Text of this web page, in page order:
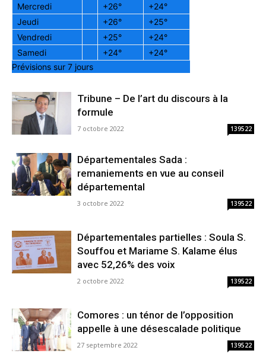
Mercredi
+26° +24°
Jeudi
+26° +25°
Vendredi
+25° +24°
Samedi
+24° +24°
Prévisions sur 7 jours
Tribune – De l’art du discours à la
formule
7 octobre 2022 139522
Départementales Sada :
remaniements en vue au conseil
départemental
3 octobre 2022 139522
Départementales partielles : Soula S.
Souffou et Mariame S. Kalame élus
avec 52,26% des voix
2 octobre 2022 139522
Comores : un ténor de l’opposition
appelle à une désescalade politique
27 septembre 2022 139522